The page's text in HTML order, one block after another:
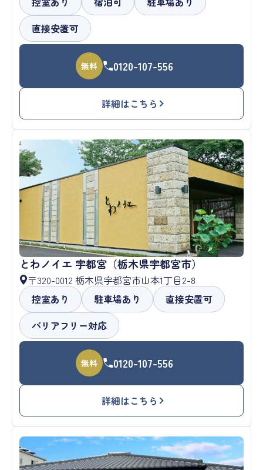
直接安置可
無料 0120-107-556
詳細はこちら
とわノイエ 宇都宮（栃木県宇都宮市）
〒320-0012 栃木県宇都宮市山本1丁目2-8
控室あり
駐車場あり
直接安置可
バリアフリー対応
無料 0120-107-556
詳細はこちら